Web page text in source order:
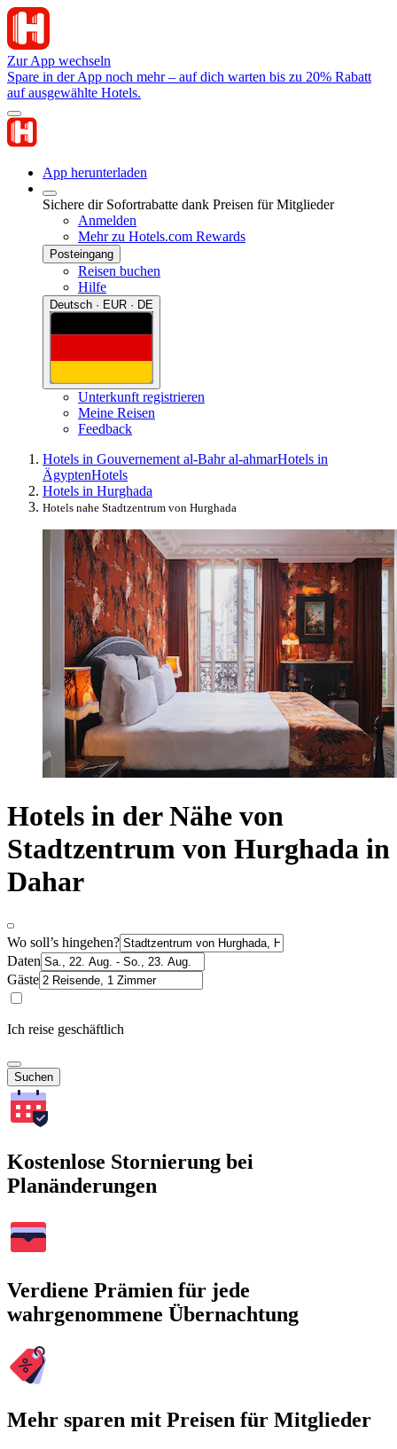
Zur App wechseln
Spare in der App noch mehr – auf dich warten bis zu 20% Rabatt
auf ausgewählte Hotels.
App herunterladen
Sichere dir Sofortrabatte dank Preisen für Mitglieder
Anmelden
Mehr zu Hotels.com Rewards
Posteingang
Reisen buchen
Hilfe
Deutsch · EUR · DE
Unterkunft registrieren
Meine Reisen
Feedback
Hotels in Gouvernement al-Bahr al-ahmarHotels in
ÄgyptenHotels
Hotels in Hurghada
Hotels nahe Stadtzentrum von Hurghada
Hotels in der Nähe von
Stadtzentrum von Hurghada in
Dahar
Wo soll’s hingehen?
Daten
Gäste
Ich reise geschäftlich
Suchen
Kostenlose Stornierung bei
Planänderungen
Verdiene Prämien für jede
wahrgenommene Übernachtung
Mehr sparen mit Preisen für Mitglieder